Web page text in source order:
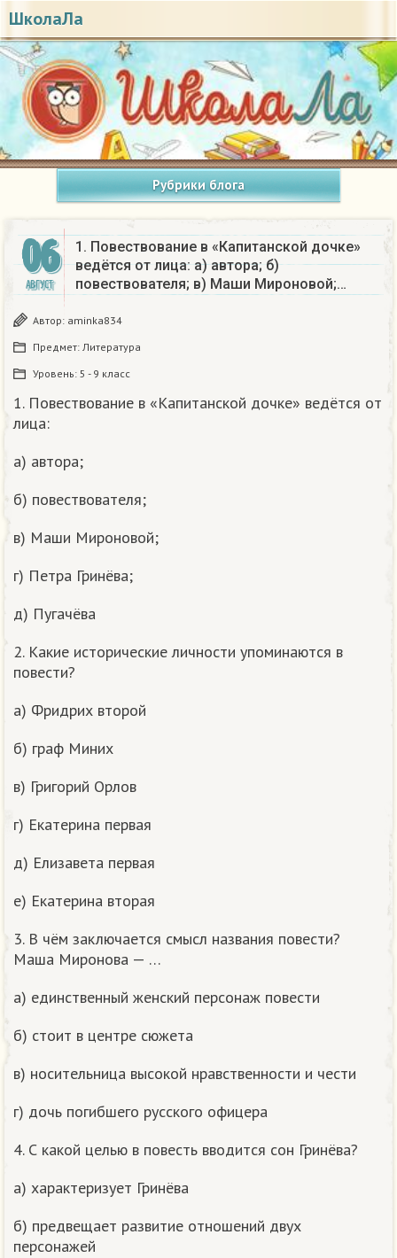
ШколаЛа
Рубрики блога
06
АВГУСТ
1. Повествование в «Капитанской дочке»
ведётся от лица: а) автора; б)
повествователя; в) Маши Мироновой;…
Автор: aminka834
Предмет: Литература
Уровень: 5 - 9 класс
1. Повествование в «Капитанской дочке» ведётся от
лица:
а) автора;
б) повествователя;
в) Маши Мироновой;
г) Петра Гринёва;
д) Пугачёва
2. Какие исторические личности упоминаются в
повести?
а) Фридрих второй
б) граф Миних
в) Григорий Орлов
г) Екатерина первая
д) Елизавета первая
е) Екатерина вторая
3. В чём заключается смысл названия повести?
Маша Миронова — …
а) единственный женский персонаж повести
б) стоит в центре сюжета
в) носительница высокой нравственности и чести
г) дочь погибшего русского офицера
4. С какой целью в повесть вводится сон Гринёва?
а) характеризует Гринёва
б) предвещает развитие отношений двух
персонажей